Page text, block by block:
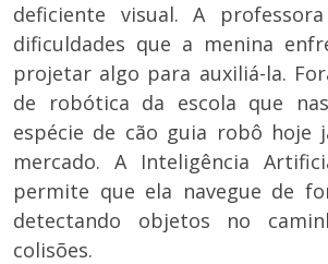
deficiente visual. A
dificuldades que a menina
projetar algo para auxiliá-la.
de robótica da escola que
espécie de cão guia robô hoje
mercado. A Inteligência
permite que ela navegue de
detectando objetos no
colisões.